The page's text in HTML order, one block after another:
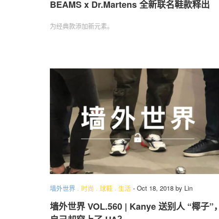
BEAMS x Dr.Martens 全新联名鞋款释出
为经典款添加新元素。
墙外世界 . 时尚 . 球鞋 . 生活 - Oct 18, 2018 by Lin
墙外世界 VOL.560 | Kanye 送别人 “椰子”